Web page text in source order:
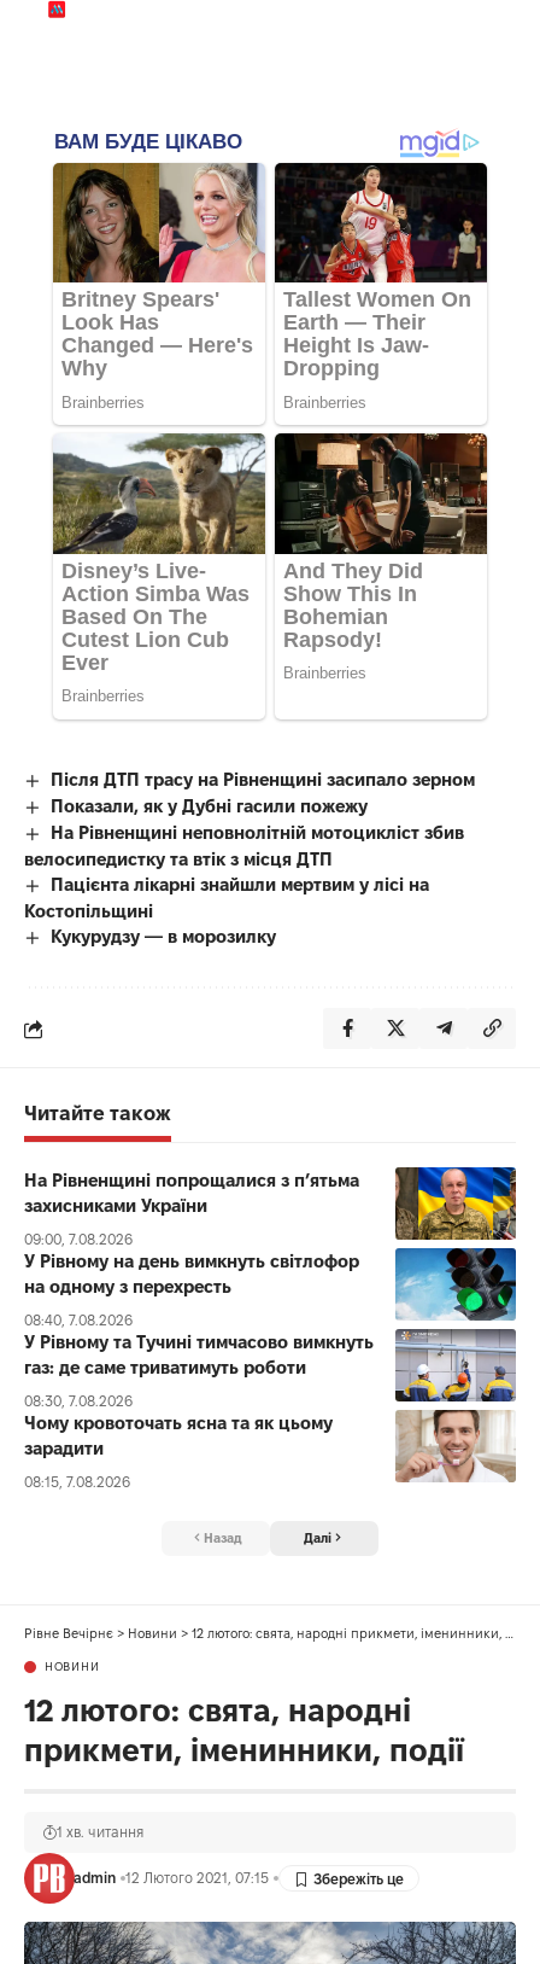
Після ДТП трасу на Рівненщині засипало зерном
Показали, як у Дубні гасили пожежу
На Рівненщині неповнолітній мотоцикліст збив
велосипедистку та втік з місця ДТП
Пацієнта лікарні знайшли мертвим у лісі на
Костопільщині
Кукурудзу — в морозилку
Читайте також
На Рівненщині попрощалися з п’ятьма
захисниками України
09:00, 7.08.2026
У Рівному на день вимкнуть світлофор
на одному з перехресть
08:40, 7.08.2026
У Рівному та Тучині тимчасово вимкнуть
газ: де саме триватимуть роботи
08:30, 7.08.2026
Чому кровоточать ясна та як цьому
зарадити
08:15, 7.08.2026
Назад Далі
Рівне Вечірнє > Новини > 12 лютого: свята, народні прикмети, іменинники, події
НОВИНИ
12 лютого: свята, народні
прикмети, іменинники, події
admin 12 Лютого 2021, 07:15
1 хв. читання